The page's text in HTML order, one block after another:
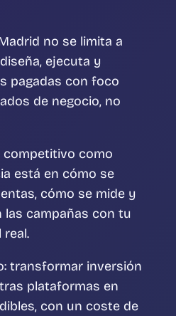
no se limita a
ejecuta y
pagadas con foco
de negocio, no
como
está en cómo se
cómo se mide y
las campañas con tu
real.
transformar inversión
plataformas en
con un coste de